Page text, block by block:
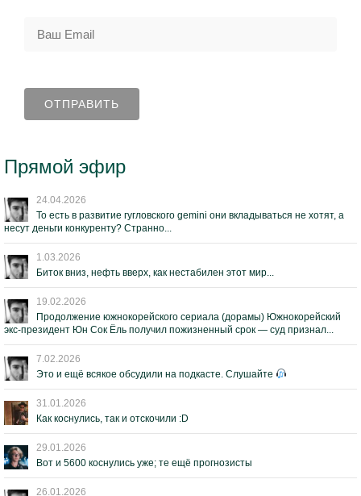
Прямой эфир
24.04.2026
То есть в развитие гугловского gemini они вкладываться не хотят, а
несут деньги конкуренту? Странно...
1.03.2026
Биток вниз, нефть вверх, как нестабилен этот мир...
19.02.2026
Продолжение южнокорейского сериала (дорамы) Южнокорейский
экс-президент Юн Сок Ёль получил пожизненный срок — суд признал...
7.02.2026
Это и ещё всякое обсудили на подкасте. Слушайте
31.01.2026
Как коснулись, так и отскочили :D
29.01.2026
Вот и 5600 коснулись уже; те ещё прогнозисты
26.01.2026